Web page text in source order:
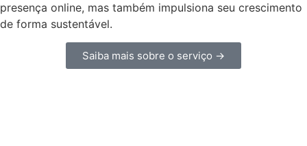
presença online, mas também impulsiona seu crescimento
de forma sustentável.
Saiba mais sobre o serviço →